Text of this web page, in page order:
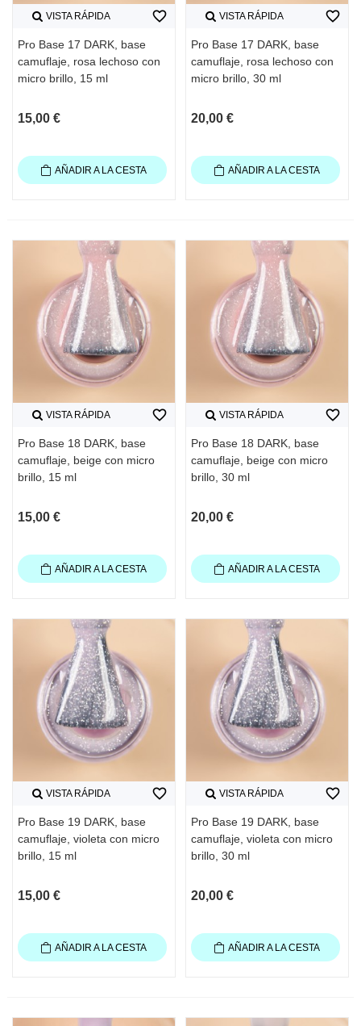
VISTA RÁPIDA
Pro Base 17 DARK, base
camuflaje, rosa lechoso con
micro brillo, 15 ml
15,00 €
favorite_border
AÑADIR A LA CESTA
VISTA RÁPIDA
Pro Base 17 DARK, base
camuflaje, rosa lechoso con
micro brillo, 30 ml
20,00 €
favorite_border
AÑADIR A LA CESTA
VISTA RÁPIDA
Pro Base 18 DARK, base
camuflaje, beige con micro
brillo, 15 ml
15,00 €
favorite_border
AÑADIR A LA CESTA
VISTA RÁPIDA
Pro Base 18 DARK, base
camuflaje, beige con micro
brillo, 30 ml
20,00 €
favorite_border
AÑADIR A LA CESTA
VISTA RÁPIDA
Pro Base 19 DARK, base
camuflaje, violeta con micro
brillo, 15 ml
15,00 €
favorite_border
AÑADIR A LA CESTA
VISTA RÁPIDA
Pro Base 19 DARK, base
camuflaje, violeta con micro
brillo, 30 ml
20,00 €
favorite_border
AÑADIR A LA CESTA